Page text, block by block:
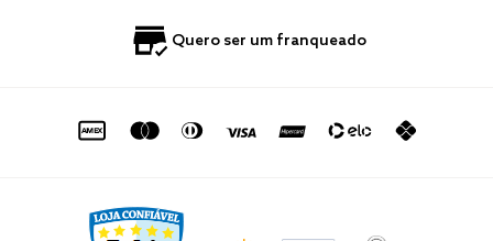
Política de Privacidade
0800 729 1588
sac@altenburg.com.br
Quero ser um franqueado